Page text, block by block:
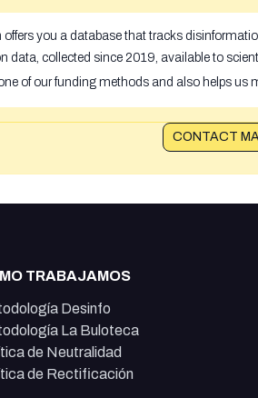
you a database that tracks
data, collected since 2019, available to
of our funding methods and also helps us
CONTACT
TRABAJAMOS
Desinfo
La Buloteca
de Neutralidad
de Rectificación